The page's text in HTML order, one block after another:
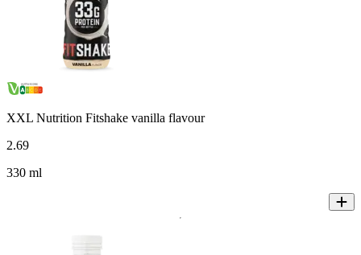
XXL Nutrition Fitshake vanilla flavour
2.69
330 ml